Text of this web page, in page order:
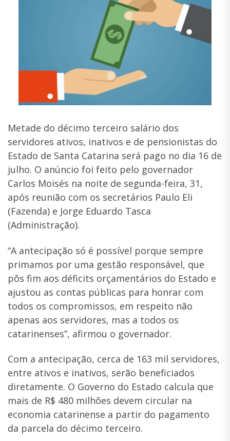
Metade do décimo terceiro salário dos
servidores ativos, inativos e de pensionistas do
Estado de Santa Catarina será pago no dia 16 de
julho. O anúncio foi feito pelo governador
Carlos Moisés na noite de segunda-feira, 31,
após reunião com os secretários Paulo Eli
(Fazenda) e Jorge Eduardo Tasca
(Administração).
“A antecipação só é possível porque sempre
primamos por uma gestão responsável, que
pôs fim aos déficits orçamentários do Estado e
ajustou as contas públicas para honrar com
todos os compromissos, em respeito não
apenas aos servidores, mas a todos os
catarinenses”, afirmou o governador.
Com a antecipação, cerca de 163 mil servidores,
entre ativos e inativos, serão beneficiados
diretamente. O Governo do Estado calcula que
mais de R$ 480 milhões devem circular na
economia catarinense a partir do pagamento
da parcela do décimo terceiro.